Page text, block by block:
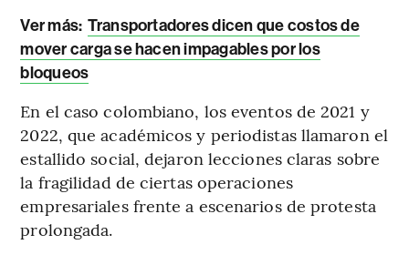
Ver más: Transportadores dicen que costos de
mover carga se hacen impagables por los
bloqueos
En el caso colombiano, los eventos de 2021 y
2022, que académicos y periodistas llamaron el
estallido social, dejaron lecciones claras sobre
la fragilidad de ciertas operaciones
empresariales frente a escenarios de protesta
prolongada.